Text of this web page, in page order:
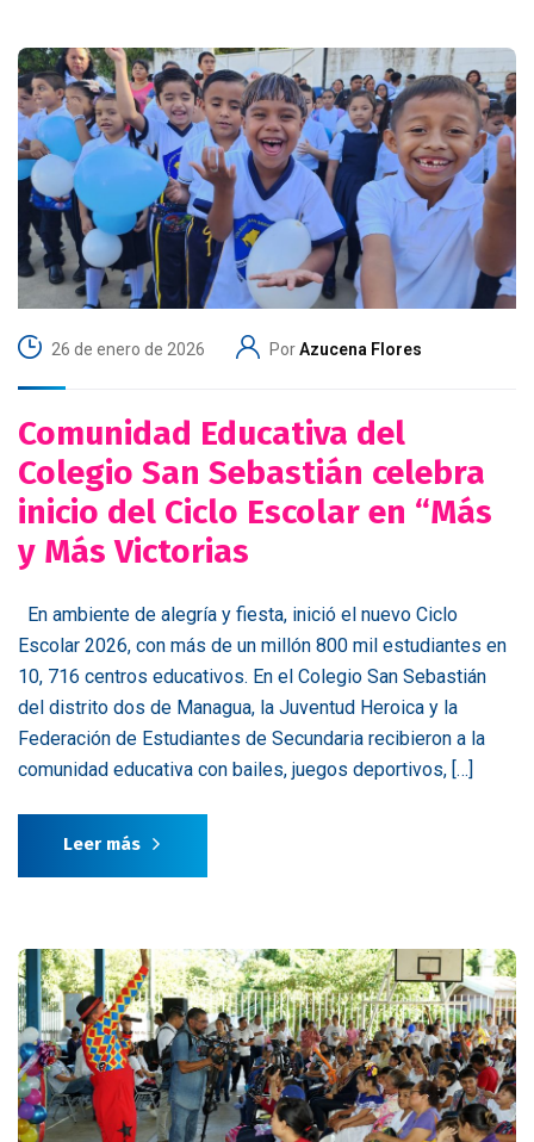
26 de enero de 2026 PorAzucena Flores
Comunidad Educativa del
Colegio San Sebastián celebra
inicio del Ciclo Escolar en “Más
y Más Victorias
En ambiente de alegría y fiesta, inició el nuevo Ciclo
Escolar 2026, con más de un millón 800 mil estudiantes en
10, 716 centros educativos. En el Colegio San Sebastián
del distrito dos de Managua, la Juventud Heroica y la
Federación de Estudiantes de Secundaria recibieron a la
comunidad educativa con bailes, juegos deportivos, […]
Leer más